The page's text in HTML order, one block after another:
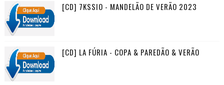
[CD] 7KSSIO - MANDELÃO DE VERÃO 2023
[CD] LA FÚRIA - COPA & PAREDÃO & VERÃO